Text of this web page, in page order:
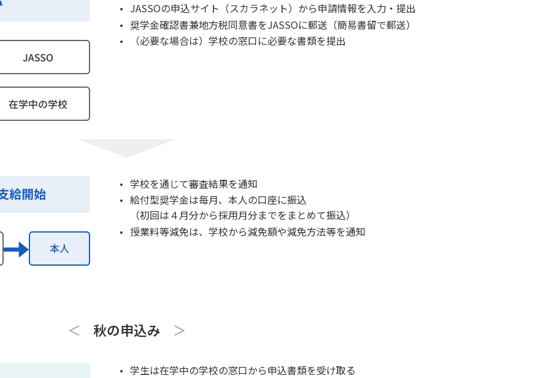
JASSOの申込サイト（スカラネット）から申請情報を入力・提出
奨学金確認書兼地方税同意書をJASSOに郵送（簡易書留で郵送）
（必要な場合は）学校の窓口に必要な書類を提出
学校を通じて審査結果を通知
給付型奨学金は毎月、本人の口座に振込
（初回は４月分から採用月分までをまとめて振込）
授業料等減免は、学校から減免額や減免方法等を通知
秋の申込み
学生は在学中の学校の窓口から申込書類を受け取る